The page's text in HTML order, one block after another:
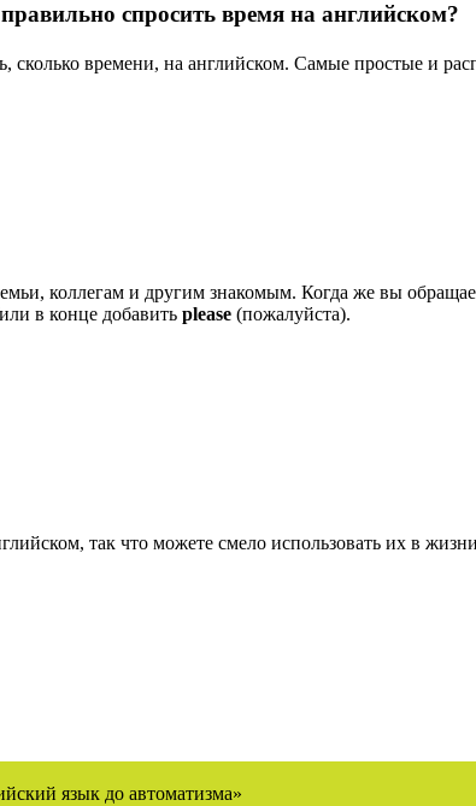
спросить время на английском?
времени, на английском. Самые простые и
коллегам и другим знакомым. Когда же вы
в конце добавить please (пожалуйста).
так что можете смело использовать их в
язык до автоматизма»